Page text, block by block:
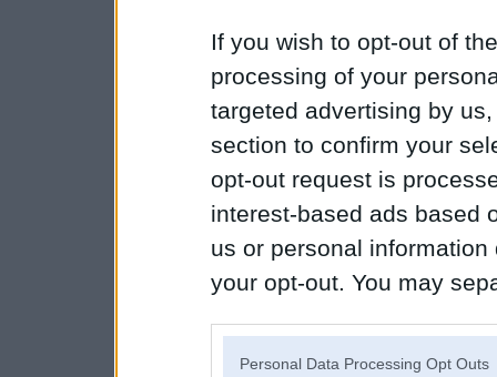
If you wish to opt-out of
processing of your
targeted advertising by
section to confirm your
opt-out request is
interest-based ads based
us or personal
your opt-out. You may
Personal Data Processing Opt Outs